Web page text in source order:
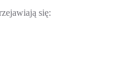
się: